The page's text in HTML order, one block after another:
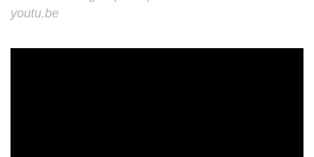
youtu.be